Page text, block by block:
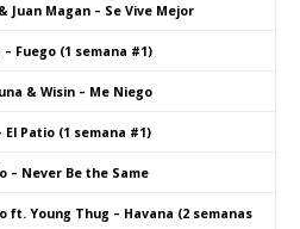
Juan Magan – Se Vive Mejor
Fuego (1 semana #1)
& Wisin – Me Niego
El Patio (1 semana #1)
– Never Be the Same
ft. Young Thug – Havana (2 semanas